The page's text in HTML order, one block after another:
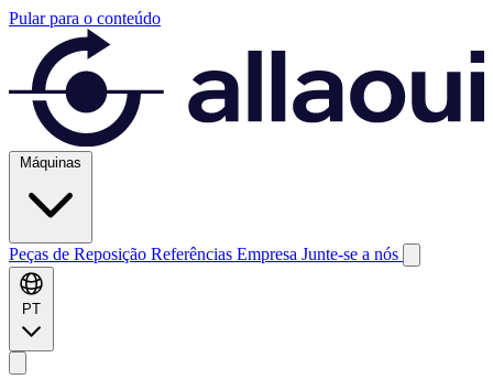
Pular para o conteúdo
Máquinas
Peças de Reposição Referências Empresa Junte-se a nós
PT